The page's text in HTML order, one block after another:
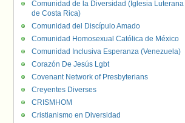
Comunidad de la Diversidad (Iglesia Luterana
de Costa Rica)
Comunidad del Discípulo Amado
Comunidad Homosexual Católica de México
Comunidad Inclusiva Esperanza (Venezuela)
Corazón De Jesús Lgbt
Covenant Network of Presbyterians
Creyentes Diverses
CRISMHOM
Cristianismo en Diversidad